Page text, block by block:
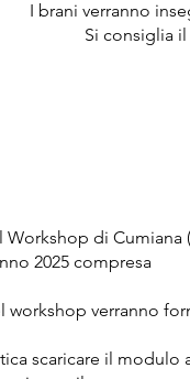
I brani verranno
Si consiglia
di Cumiana
2025 compresa
verranno
scaricare il modulo